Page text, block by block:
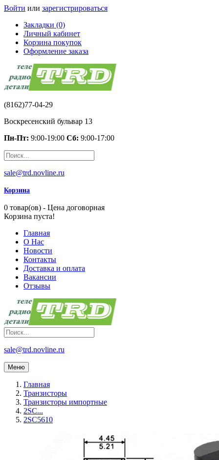
Войти или зарегистрироваться
Закладки (0)
Личный кабинет
Корзина покупок
Оформление заказа
(8162)77-04-29
Воскресенский бульвар 13
Пн-Пт: 9:00-19:00 Сб: 9:00-17:00
sale@trd.novline.ru
Корзина
0 товар(ов) - Цена договорная
Корзина пуста!
Главная
О Нас
Новости
Контакты
Доставка и оплата
Вакансии
Отзывы
sale@trd.novline.ru
Меню
Главная
Транзисторы
Транзисторы импортные
2SC...
2SC5610